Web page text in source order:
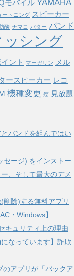
モバイル YAMAHA
ートニング スピーカー
酸 ナマコ バター バンド
ッシング
イント マーガリン メル
ースピーカー レコ
機種変更 癌 見放題
バンドを組んではい
セージ) をインストー
、そして最大のデメ
削除)する無料アプリ
・Windows】
キュリティ上の理由
なっています】詐欺
のアプリが「バックア